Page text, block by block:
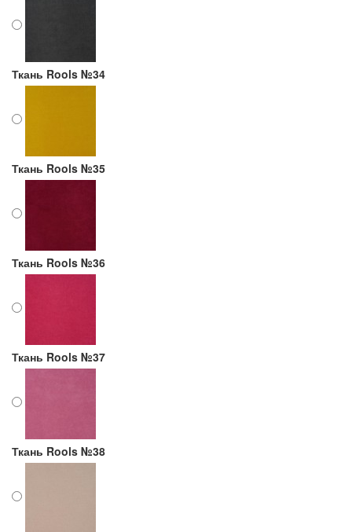
Ткань Rools №34
Ткань Rools №35
Ткань Rools №36
Ткань Rools №37
Ткань Rools №38